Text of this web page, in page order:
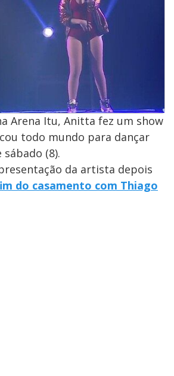
Arena Itu, Anitta fez um show
todo mundo para dançar
(8).
da artista depois
do casamento com Thiago